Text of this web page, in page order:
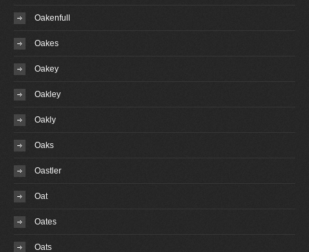
Oakenfull
Oakes
Oakey
Oakley
Oakly
Oaks
Oastler
Oat
Oates
Oats